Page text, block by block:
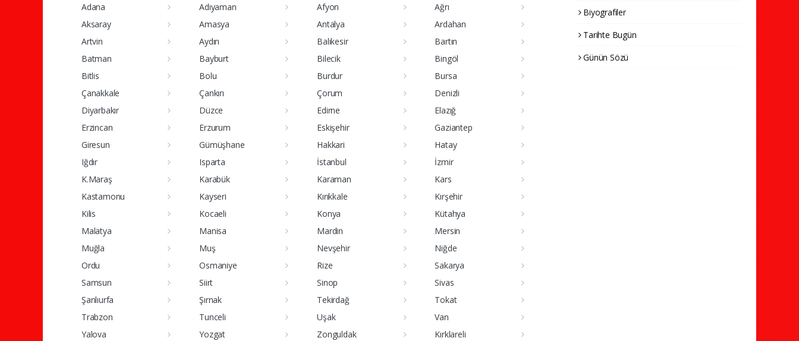
Adana Adıyaman Afyon
Ağrı
Aksaray
Amasya Antalya
Ardahan
Artvin
Aydın Balıkesir
Bartın
Batman
Bayburt Bilecik
Bingöl
Bitlis
Bolu Burdur
Bursa
Çanakkale
Çankırı Çorum
Denizli
Diyarbakır
Düzce Edirne
Elazığ
Erzincan
Erzurum Eskişehir
Gaziantep
Giresun
Gümüşhane Hakkari
Hatay
Iğdır
Isparta İstanbul
İzmir
K.Maraş
Karabük Karaman
Kars
Kastamonu
Kayseri Kırıkkale
Kırşehir
Kilis
Kocaeli Konya
Kütahya
Malatya
Manisa Mardin
Mersin
Muğla
Muş Nevşehir
Niğde
Ordu
Osmaniye Rize
Sakarya
Samsun
Siirt Sinop
Sivas
Şanlıurfa
Şırnak Tekirdağ
Tokat
Trabzon
Tunceli Uşak
Van
Yalova
Yozgat Zonguldak
Kırklareli
Biyografiler
Tarihte Bugün
Günün Sözü